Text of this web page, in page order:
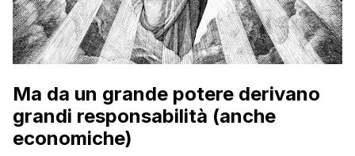
Ma da un grande potere derivano
grandi responsabilità (anche
economiche)